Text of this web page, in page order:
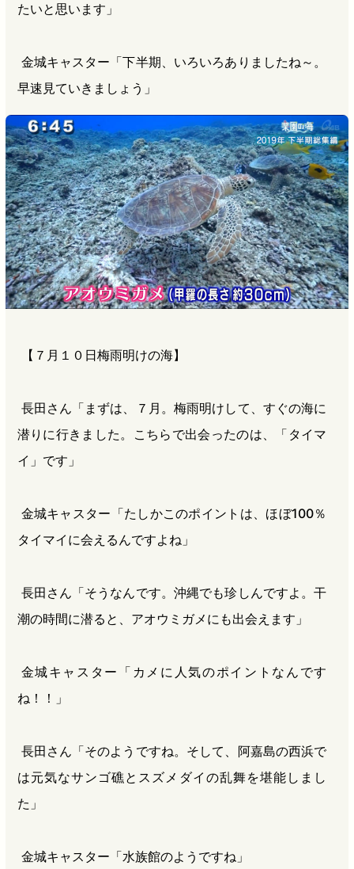
たいと思います」
金城キャスター「下半期、いろいろありましたね～。
早速見ていきましょう」
【７月１０日梅雨明けの海】
長田さん「まずは、７月。梅雨明けして、すぐの海に
潜りに行きました。こちらで出会ったのは、「タイマ
イ」です」
金城キャスター「たしかこのポイントは、ほぼ100％
タイマイに会えるんですよね」
長田さん「そうなんです。沖縄でも珍しんですよ。干
潮の時間に潜ると、アオウミガメにも出会えます」
金城キャスター「カメに人気のポイントなんです
ね！！」
長田さん「そのようですね。そして、阿嘉島の西浜で
は元気なサンゴ礁とスズメダイの乱舞を堪能しまし
た」
金城キャスター「水族館のようですね」